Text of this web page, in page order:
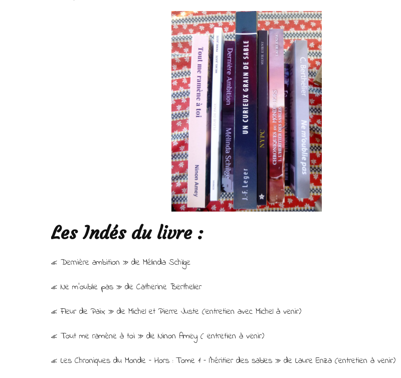
Les Indés du livre :
« Dernière ambition » de Mélinda Schilge
« Ne m’oublie pas » de Catherine Berthelier
« Fleur de Paix » de Michel et Pierre Juste (entretien avec Michel à venir)
« Tout me ramène à toi » de Ninon Amey ( entretien à venir)
« Les Chroniques du Monde – Hors : Tome 1 – l’héritier des sables » de Laure Enza (entretien à venir)